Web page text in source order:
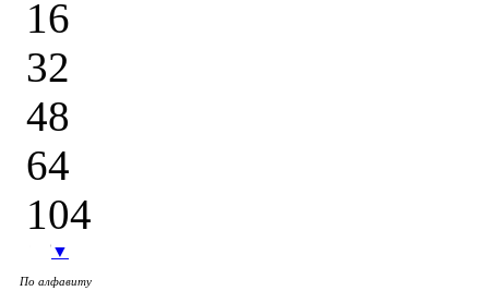
16
32
48
64
104
▼
По алфавиту